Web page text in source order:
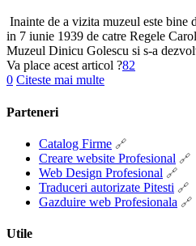
Inainte de a vizita muzeul este bine
in 7 iunie 1939 de catre Regele
Muzeul Dinicu Golescu si s-a
Va place acest articol ?82
0 Citeste mai multe
Parteneri
Catalog Firme
Creare website Profesional
Web Design Profesional
Traduceri autorizate Pitesti
Gazduire web Profesionala
Utile